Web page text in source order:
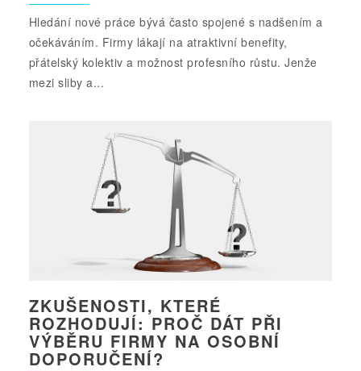
Hledání nové práce bývá často spojené s nadšením a
očekáváním. Firmy lákají na atraktivní benefity,
přátelský kolektiv a možnost profesního růstu. Jenže
mezi sliby a...
ZKUŠENOSTI, KTERÉ
ROZHODUJÍ: PROČ DÁT PŘI
VÝBĚRU FIRMY NA OSOBNÍ
DOPORUČENÍ?